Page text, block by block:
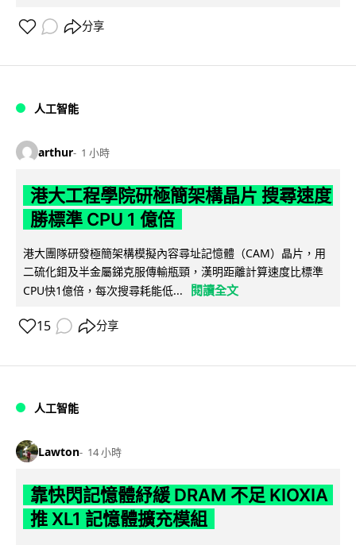
分享
人工智能
arthur 1 小時
港大工程學院研極簡架構晶片 搜尋速度
勝標準 CPU 1 億倍
港大團隊研發極簡架構模擬內容尋址記憶體（CAM）晶片，用
二硫化鉬及半金屬銻克服傳輸瓶頸，漢明距離計算速度比標準
CPU快1億倍，每次搜尋耗能低...
閱讀全文
15 分享
人工智能
Lawton 14 小時
靠快閃記憶體紓緩 DRAM 不足 KIOXIA
推 XL1 記憶體擴充模組